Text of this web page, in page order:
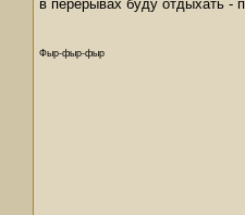
в перерывах буду отдыхать -
Фыр-фыр-фыр